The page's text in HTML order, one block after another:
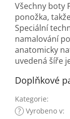
Všechny boty
ponožka,
Speciální
namalování
anatomicky
uvedená šíře
Doplňkové
Kategorie:
? Vyrobeno v: